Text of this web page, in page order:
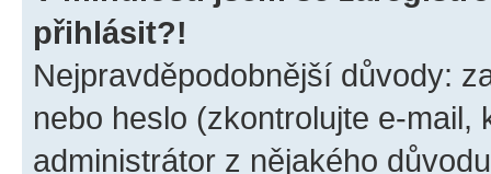
přihlásit?!
Nejpravděpodobnější důvody:
nebo heslo (zkontrolujte e-
administrátor z nějakého